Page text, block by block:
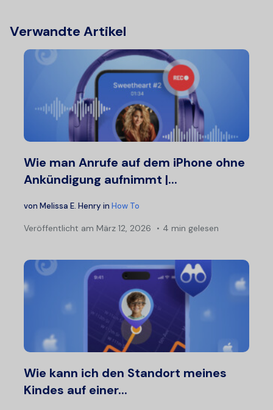
Verwandte Artikel
Wie man Anrufe auf dem iPhone ohne
Ankündigung aufnimmt |...
von Melissa E. Henry in How To
Veröffentlicht am März 12, 2026 4 min gelesen
Wie kann ich den Standort meines
Kindes auf einer...